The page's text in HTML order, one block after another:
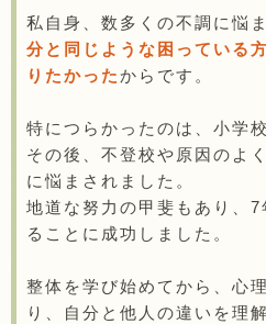
私自身、数多くの不調に悩
分と同じような困っている
りたかったからです。
特につらかったのは、小学
その後、不登校や原因のよ
に悩まされました。
地道な努力の甲斐もあり、
ることに成功しました。
整体を学び始めてから、心
り、自分と他人の違いを理